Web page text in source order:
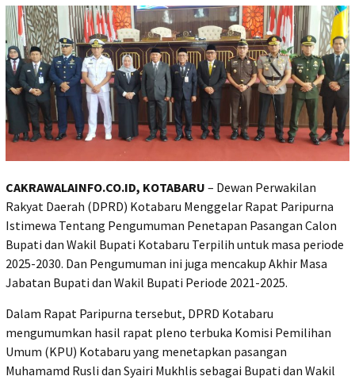
CAKRAWALAINFO.CO.ID, KOTABARU – Dewan Perwakilan
Rakyat Daerah (DPRD) Kotabaru Menggelar Rapat Paripurna
Istimewa Tentang Pengumuman Penetapan Pasangan Calon
Bupati dan Wakil Bupati Kotabaru Terpilih untuk masa periode
2025-2030. Dan Pengumuman ini juga mencakup Akhir Masa
Jabatan Bupati dan Wakil Bupati Periode 2021-2025.
Dalam Rapat Paripurna tersebut, DPRD Kotabaru
mengumumkan hasil rapat pleno terbuka Komisi Pemilihan
Umum (KPU) Kotabaru yang menetapkan pasangan
Muhamamd Rusli dan Syairi Mukhlis sebagai Bupati dan Wakil